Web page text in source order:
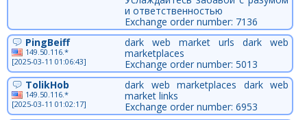
и ответственностью
Exchange order number: 7136
PingBeiff
149.50.116.*
[2025-03-11 01:06:43]
dark web market urls dark web
marketplaces
Exchange order number: 5013
TolikHob
149.50.116.*
[2025-03-11 01:02:17]
dark web marketplaces dark web
market links
Exchange order number: 6953